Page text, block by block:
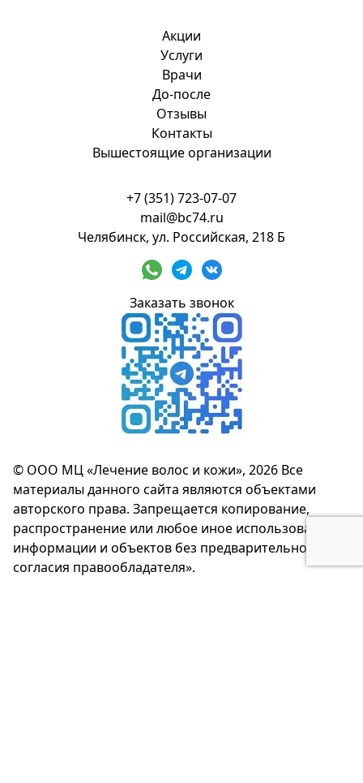
Акции
Услуги
Врачи
До-после
Отзывы
Контакты
Вышестоящие организации
+7 (351) 723-07-07
mail@bc74.ru
Челябинск, ул. Российская, 218 Б
Заказать звонок
© ООО МЦ «Лечение волос и кожи», 2026 Все
материалы данного сайта являются объектами
авторского права. Запрещается копирование,
распространение или любое иное использование
информации и объектов без предварительного
согласия правообладателя».